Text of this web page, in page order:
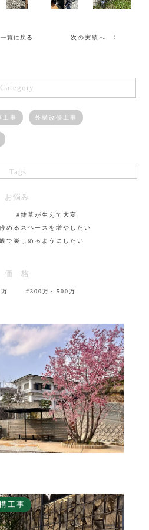
一覧に戻る 次の実績へ 〉
Category
工事 外構改修工事
Tags
お悩み
#雑草が生えて大変
めるスペースを増やしたい
で楽しめるようにしたい
価 格
#300万～500万
工事